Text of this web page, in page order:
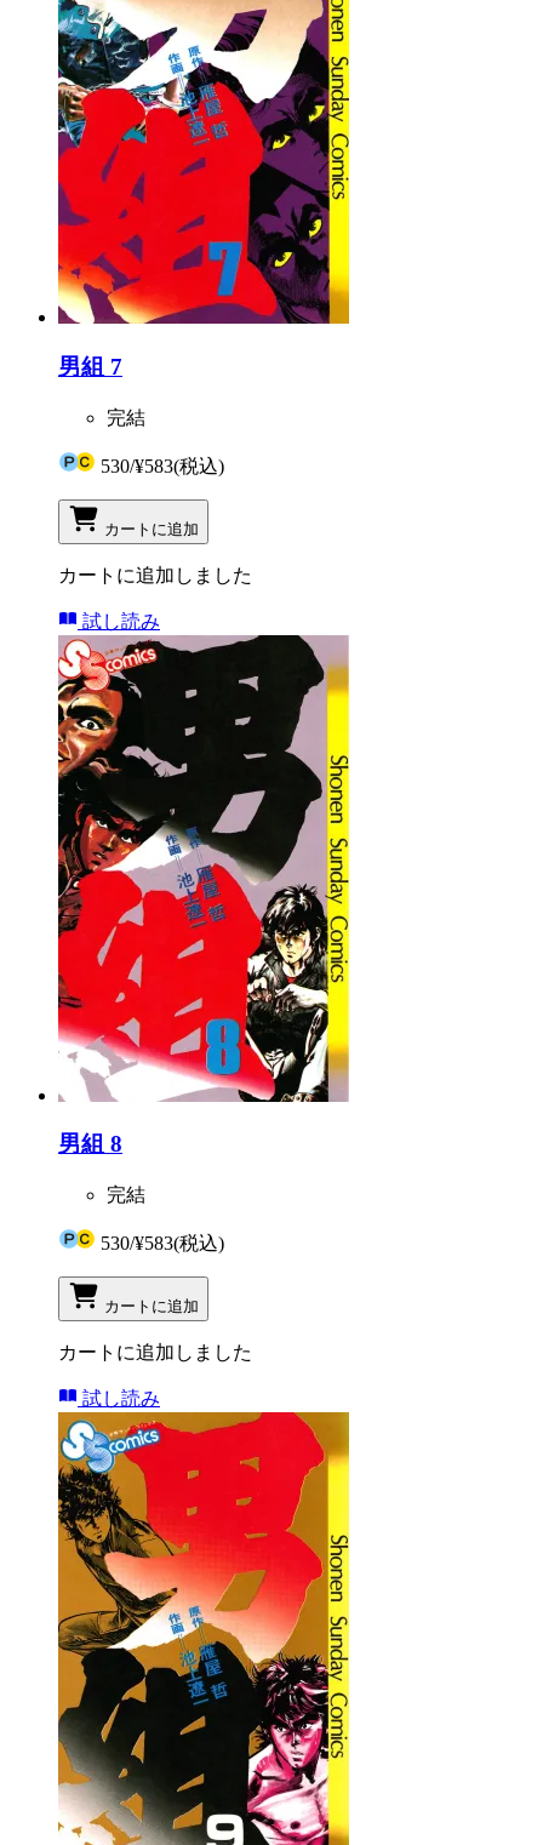
男組 7
完結
530/¥583(税込)
カートに追加
カートに追加しました
試し読み
男組 8
完結
530/¥583(税込)
カートに追加
カートに追加しました
試し読み